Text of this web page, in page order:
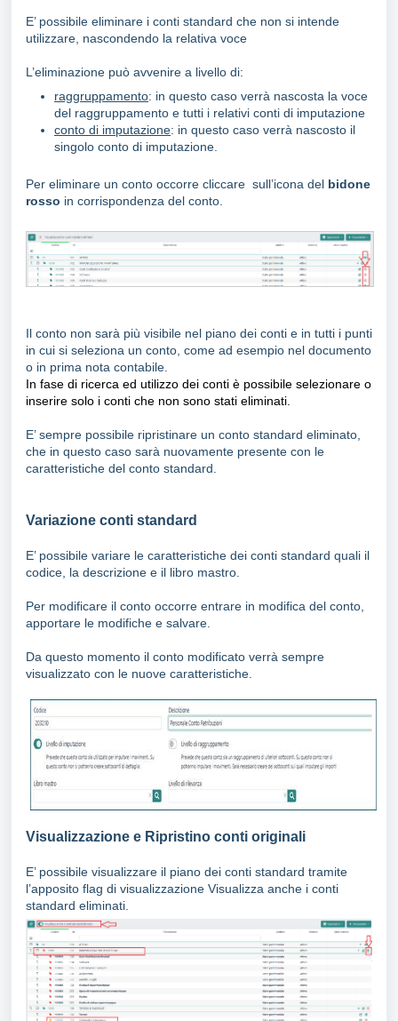
E’ possibile eliminare i conti standard che non si intende
utilizzare, nascondendo la relativa voce
L’eliminazione può avvenire a livello di:
raggruppamento: in questo caso verrà nascosta la voce
del raggruppamento e tutti i relativi conti di imputazione
conto di imputazione: in questo caso verrà nascosto il
singolo conto di imputazione.
Per eliminare un conto occorre cliccare sull’icona del bidone
rosso in corrispondenza del conto.
Il conto non sarà più visibile nel piano dei conti e in tutti i punti
in cui si seleziona un conto, come ad esempio nel documento
o in prima nota contabile.
In fase di ricerca ed utilizzo dei conti è possibile selezionare o
inserire solo i conti che non sono stati eliminati.
E’ sempre possibile ripristinare un conto standard eliminato,
che in questo caso sarà nuovamente presente con le
caratteristiche del conto standard.
Variazione conti standard
E’ possibile variare le caratteristiche dei conti standard quali il
codice, la descrizione e il libro mastro.
Per modificare il conto occorre entrare in modifica del conto,
apportare le modifiche e salvare.
Da questo momento il conto modificato verrà sempre
visualizzato con le nuove caratteristiche.
Visualizzazione e Ripristino conti originali
E’ possibile visualizzare il piano dei conti standard tramite
l’apposito flag di visualizzazione Visualizza anche i conti
standard eliminati.